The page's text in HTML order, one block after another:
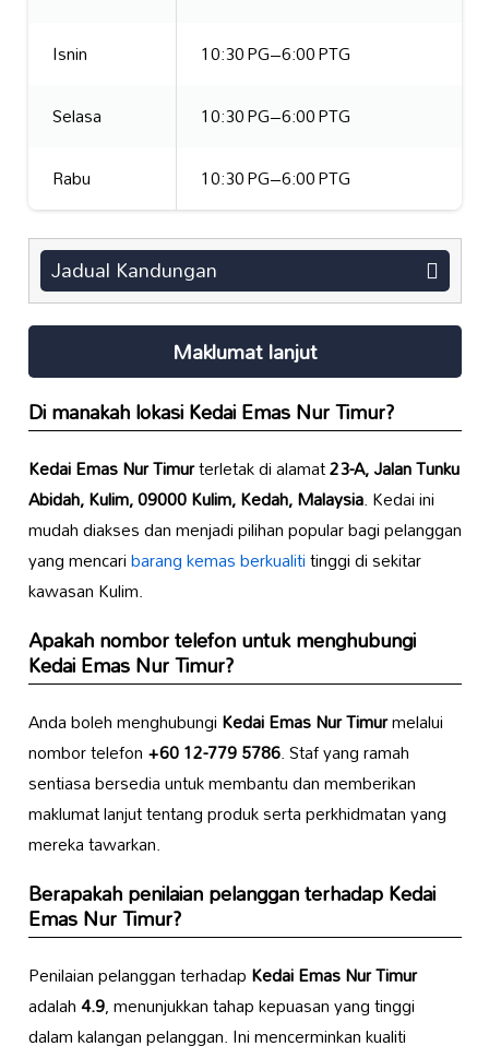
Isnin
10:30 PG–6:00 PTG
Selasa
10:30 PG–6:00 PTG
Rabu
10:30 PG–6:00 PTG
Jadual Kandungan
Maklumat lanjut
Di manakah lokasiKedai Emas Nur Timur?
Kedai Emas Nur Timurterletak di alamat23-A, Jalan Tunku
Abidah, Kulim, 09000 Kulim, Kedah, Malaysia. Kedai ini
mudah diakses dan menjadi pilihan popular bagi pelanggan
yang mencaribarang kemas berkualititinggi di sekitar
kawasan Kulim.
Apakah nombor telefon untuk menghubungi
Kedai Emas Nur Timur?
Anda boleh menghubungiKedai Emas Nur Timurmelalui
nombor telefon+60 12-779 5786. Staf yang ramah
sentiasa bersedia untuk membantu dan memberikan
maklumat lanjut tentang produk serta perkhidmatan yang
mereka tawarkan.
Berapakah penilaian pelanggan terhadapKedai
Emas Nur Timur?
Penilaian pelanggan terhadapKedai Emas Nur Timur
adalah4.9, menunjukkan tahap kepuasan yang tinggi
dalam kalangan pelanggan. Ini mencerminkan kualiti